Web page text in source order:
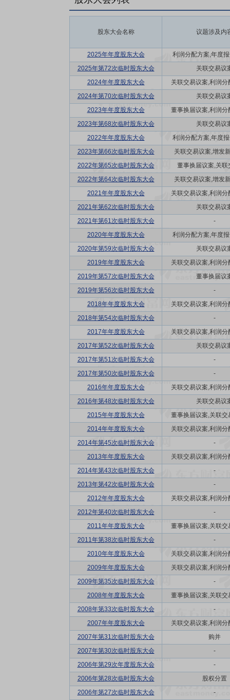
股东大会名称 议题涉及内
2025年年度股东大会
利润分配方案,年度
2025年第72次临时股东大会
关联交易议
2024年年度股东大会
关联交易议案,利润分
2024年第70次临时股东大会
关联交易议
2023年年度股东大会
董事换届议案,利润分
2023年第68次临时股东大会
关联交易议
2022年年度股东大会
利润分配方案,年度
2023年第66次临时股东大会
关联交易议案,增发
2022年第65次临时股东大会
董事换届议案,关联
2022年第64次临时股东大会
关联交易议案,增发
2021年年度股东大会
关联交易议案,利润分
2021年第62次临时股东大会
关联交易议
2021年第61次临时股东大会
-
2020年年度股东大会
利润分配方案,年度
2020年第59次临时股东大会
关联交易议
2019年年度股东大会
关联交易议案,利润分
2019年第57次临时股东大会
董事换届议
2019年第56次临时股东大会
-
2018年年度股东大会
关联交易议案,利润分
2018年第54次临时股东大会
-
2017年年度股东大会
关联交易议案,利润分
2017年第52次临时股东大会
关联交易议
2017年第51次临时股东大会
-
2017年第50次临时股东大会
-
2016年年度股东大会
关联交易议案,利润分
2016年第48次临时股东大会
关联交易议
2015年年度股东大会
董事换届议案,关联交
2014年年度股东大会
关联交易议案,利润分
2014年第45次临时股东大会
-
2013年年度股东大会
关联交易议案,利润分
2014年第43次临时股东大会
-
2013年第42次临时股东大会
-
2012年年度股东大会
关联交易议案,利润分
2012年第40次临时股东大会
-
2011年年度股东大会
董事换届议案,关联交
2011年第38次临时股东大会
-
2010年年度股东大会
关联交易议案,利润分
2009年年度股东大会
关联交易议案,利润分
2009年第35次临时股东大会
-
2008年年度股东大会
董事换届议案,关联交
2008年第33次临时股东大会
-
2007年年度股东大会
关联交易议案,利润分
2007年第31次临时股东大会
购并
2007年第30次临时股东大会
-
2006年第29次年度股东大会
-
2006年第28次临时股东大会
股权分置
2006年第27次临时股东大会
-